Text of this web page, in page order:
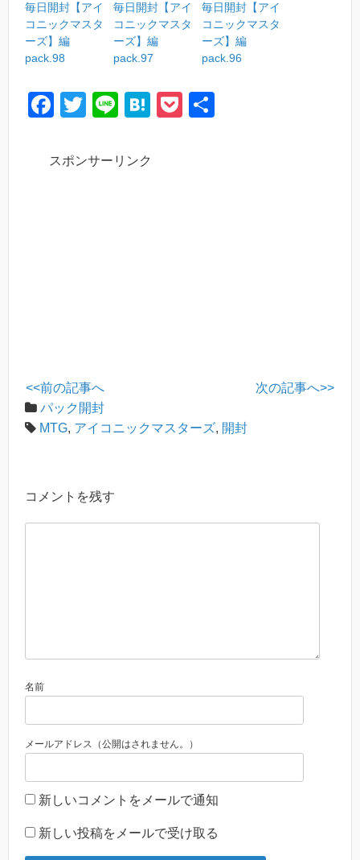
毎日開封【アイ
コニックマスタ
ーズ】編
pack.98
毎日開封【アイ
コニックマスタ
ーズ】編
pack.97
毎日開封【アイ
コニックマスタ
ーズ】編
pack.96
F
c
T
tt
Li
e
H
P
スポンサーリンク
<<前の記事へ
次の記事へ>>
パック開封
MTG, アイコニックマスターズ, 開封
コメントを残す
名前
メールアドレス（公開はされません。）
新しいコメントをメールで通知
新しい投稿をメールで受け取る